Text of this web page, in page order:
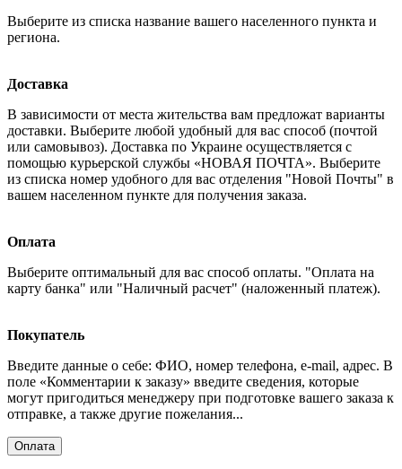
Выберите из списка название вашего населенного пункта и
региона.
Доставка
В зависимости от места жительства вам предложат варианты
доставки. Выберите любой удобный для вас способ (почтой
или самовывоз). Доставка по Украине осуществляется с
помощью курьерской службы «НОВАЯ ПОЧТА». Выберите
из списка номер удобного для вас отделения "Новой Почты" в
вашем населенном пункте для получения заказа.
Оплата
Выберите оптимальный для вас способ оплаты. "Оплата на
карту банка" или "Наличный расчет" (наложенный платеж).
Покупатель
Введите данные о себе: ФИО, номер телефона, e-mail, адрес. В
поле «Комментарии к заказу» введите сведения, которые
могут пригодиться менеджеру при подготовке вашего заказа к
отправке, а также другие пожелания...
Оплата